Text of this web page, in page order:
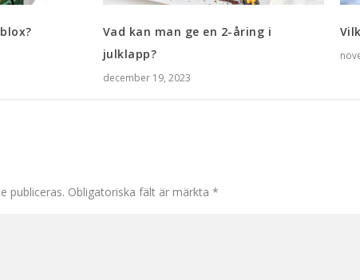
Vad kan man ge en 2-åring i
julklapp?
december 19, 2023
publiceras. Obligatoriska fält är märkta*